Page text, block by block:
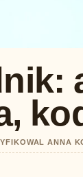
ANNA